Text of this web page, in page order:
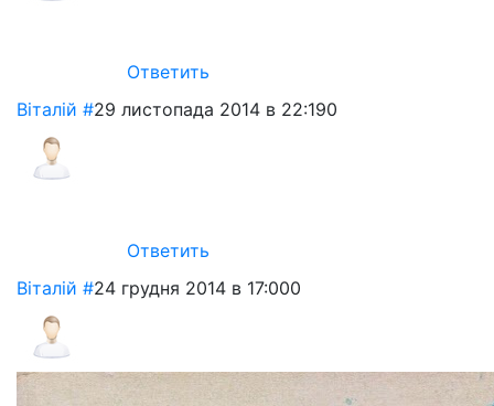
Ответить
Віталій #29 листопада 2014 в 22:190
Ответить
Віталій #24 грудня 2014 в 17:000